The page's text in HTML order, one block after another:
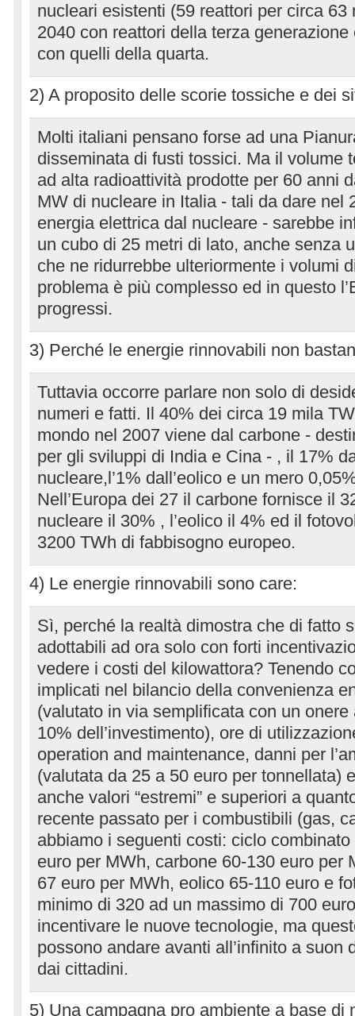
nucleari esistenti (59 reattori per circa 63
2040 con reattori della terza
con quelli della quarta.
2) A proposito delle scorie tossiche e dei
Molti italiani pensano forse ad una
disseminata di fusti tossici. Ma il volume
ad alta radioattività prodotte per 60 anni
MW di nucleare in Italia - tali da dare nel
energia elettrica dal nucleare - sarebbe
un cubo di 25 metri di lato, anche senza
che ne ridurrebbe ulteriormente i volumi
problema è più complesso ed in questo
progressi.
3) Perché le energie rinnovabili non
Tuttavia occorre parlare non solo di
numeri e fatti. Il 40% dei circa 19 mila
mondo nel 2007 viene dal carbone -
per gli sviluppi di India e Cina - , il 17%
nucleare,l’1% dall’eolico e un mero
Nell’Europa dei 27 il carbone fornisce il
nucleare il 30% , l’eolico il 4% ed il
3200 TWh di fabbisogno europeo.
4) Le energie rinnovabili sono care:
Sì, perché la realtà dimostra che di fatto
adottabili ad ora solo con forti
vedere i costi del kilowattora? Tenendo
implicati nel bilancio della convenienza
(valutato in via semplificata con un onere
10% dell’investimento), ore di
operation and maintenance, danni per
(valutata da 25 a 50 euro per tonnellata)
anche valori “estremi” e superiori a
recente passato per i combustibili (gas,
abbiamo i seguenti costi: ciclo
euro per MWh, carbone 60-130 euro per
67 euro per MWh, eolico 65-110 euro e
minimo di 320 ad un massimo di 700
incentivare le nuove tecnologie, ma
possono andare avanti all’infinito a suon
dai cittadini.
5) Una campagna pro ambiente a base di